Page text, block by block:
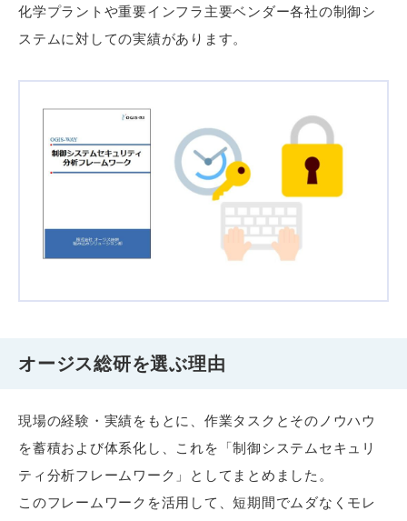
化学プラントや重要インフラ主要ベンダー各社の制御シ
ステムに対しての実績があります。
オージス総研を選ぶ理由
現場の経験・実績をもとに、作業タスクとそのノウハウ
を蓄積および体系化し、これを「制御システムセキュリ
ティ分析フレームワーク」としてまとめました。
このフレームワークを活用して、短期間でムダなくモレ